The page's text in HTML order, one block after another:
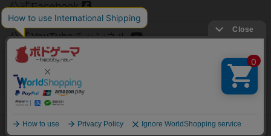
公式Facebook
公式YouTubeチャンネル